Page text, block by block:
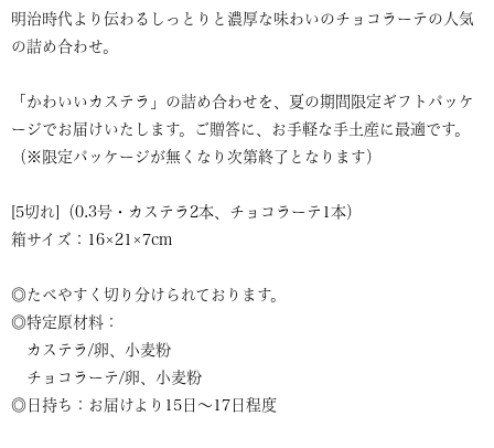
明治時代より伝わるしっとりと濃厚な味わいのチョコラーテの人気
の詰め合わせ。
「かわいいカステラ」の詰め合わせを、夏の期間限定ギフトパッケ
ージでお届けいたします。ご贈答に、お手軽な手土産に最適です。
（※限定パッケージが無くなり次第終了となります）
[5切れ]（0.3号・カステラ2本、チョコラーテ1本）
箱サイズ：16×21×7cm
◎たべやすく切り分けられております。
◎特定原材料：
カステラ/卵、小麦粉
チョコラーテ/卵、小麦粉
◎日持ち：お届けより15日～17日程度